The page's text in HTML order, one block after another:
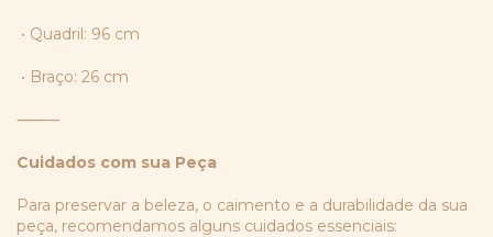
• Quadril: 96 cm
• Braço: 26 cm
⸻
Cuidados com sua Peça
Para preservar a beleza, o caimento e a durabilidade da sua
peça, recomendamos alguns cuidados essenciais: